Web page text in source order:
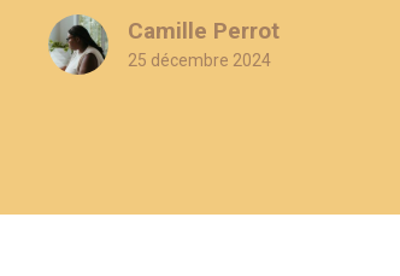
Camille Perrot
25 décembre 2024